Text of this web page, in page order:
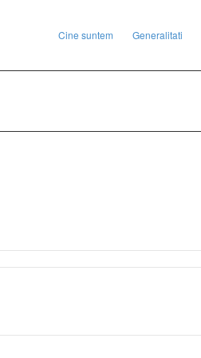
Cine suntem Generalitati